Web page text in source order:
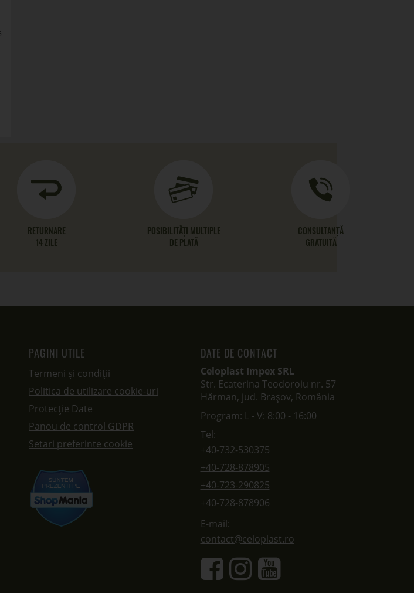
RETURNARE
14 ZILE
POSIBILITĂȚI MULTIPLE
DE PLATĂ
CONSULTANȚĂ
GRATUITĂ
PAGINI UTILE
Termeni și condiții
Politica de utilizare cookie-uri
Protecție Date
Panou de control GDPR
Setari preferinte cookie
DATE DE CONTACT
Celoplast Impex SRL
Str. Ecaterina Teodoroiu nr. 57
Hărman, jud. Brașov, România
Program: L - V: 8:00 - 16:00
Tel:
+40-732-530375
+40-728-878905
+40-723-290825
+40-728-878906
E-mail:
contact@celoplast.ro